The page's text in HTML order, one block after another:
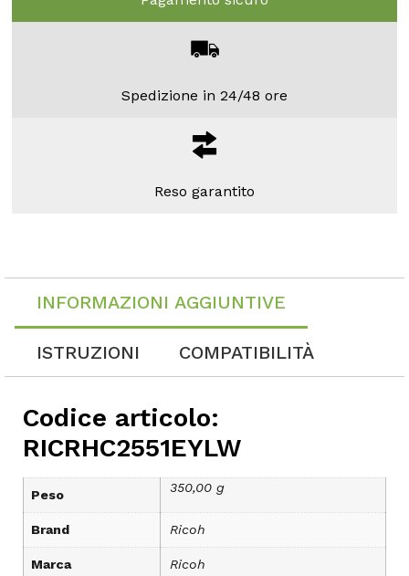
Spedizione in 24/48 ore
Reso garantito
INFORMAZIONI AGGIUNTIVE
ISTRUZIONI COMPATIBILITÀ
Codice articolo:
RICRHC2551EYLW
Peso 350,00 g
Brand Ricoh
Marca Ricoh